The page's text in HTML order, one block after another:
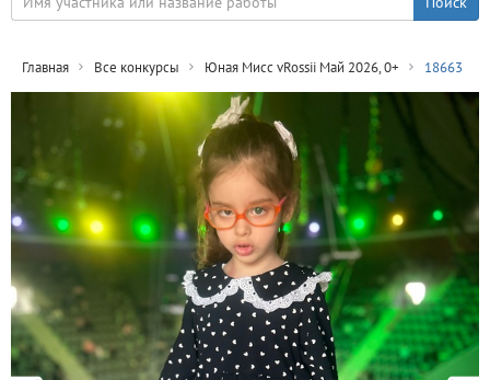
Главная Все конкурсы Юная Мисс vRossii Май 2026, 0+ 18663